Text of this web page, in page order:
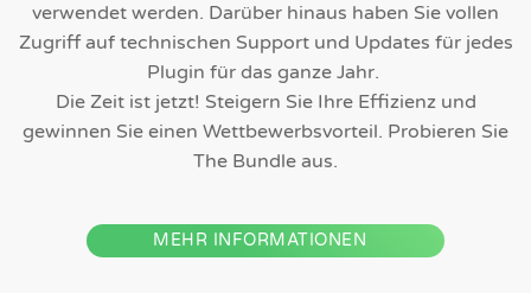
verwendet werden. Darüber hinaus haben Sie vollen
Zugriff auf technischen Support und Updates für jedes
Plugin für das ganze Jahr.
Die Zeit ist jetzt! Steigern Sie Ihre Effizienz und
gewinnen Sie einen Wettbewerbsvorteil. Probieren Sie
The Bundle aus.
MEHR INFORMATIONEN